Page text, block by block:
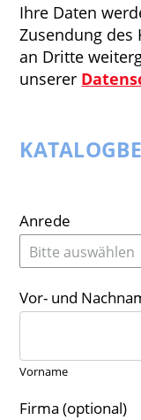
Ihre Daten
Zusendung des
an Dritte
unserer
Anrede
Bitte auswählen
Vor- und
Vorname
Firma (optional)